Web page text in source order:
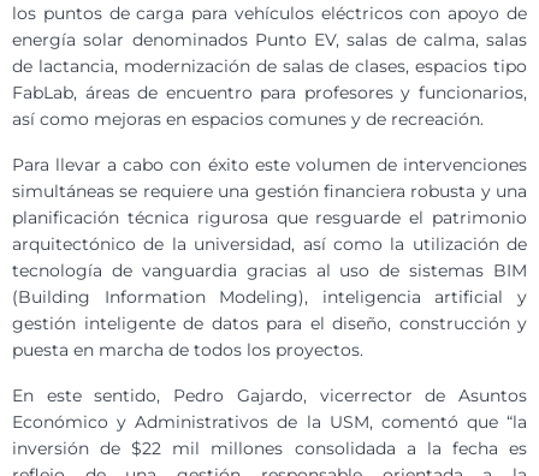
los puntos de carga para vehículos eléctricos con apoyo de
energía solar denominados Punto EV, salas de calma, salas
de lactancia, modernización de salas de clases, espacios tipo
FabLab, áreas de encuentro para profesores y funcionarios,
así como mejoras en espacios comunes y de recreación.
Para llevar a cabo con éxito este volumen de intervenciones
simultáneas se requiere una gestión financiera robusta y una
planificación técnica rigurosa que resguarde el patrimonio
arquitectónico de la universidad, así como la utilización de
tecnología de vanguardia gracias al uso de sistemas BIM
(Building Information Modeling), inteligencia artificial y
gestión inteligente de datos para el diseño, construcción y
puesta en marcha de todos los proyectos.
En este sentido, Pedro Gajardo, vicerrector de Asuntos
Económico y Administrativos de la USM, comentó que “la
inversión de $22 mil millones consolidada a la fecha es